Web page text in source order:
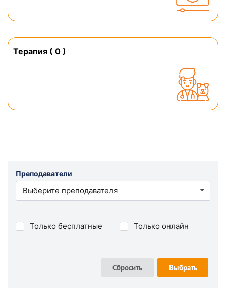
Терапия ( 0 )
Преподаватели
Выберите преподавателя
Только бесплатные Только онлайн
Сбросить Выбрать